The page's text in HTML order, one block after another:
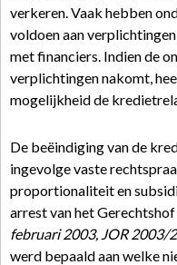
verkeren. Vaak hebben
voldoen aan
met financiers. Indien de
verplichtingen nakomt,
mogelijkheid de
De beëindiging van de
ingevolge vaste
proportionaliteit en
arrest van het Gerechtshof
februari 2003, JOR 2003/
werd bepaald aan welke